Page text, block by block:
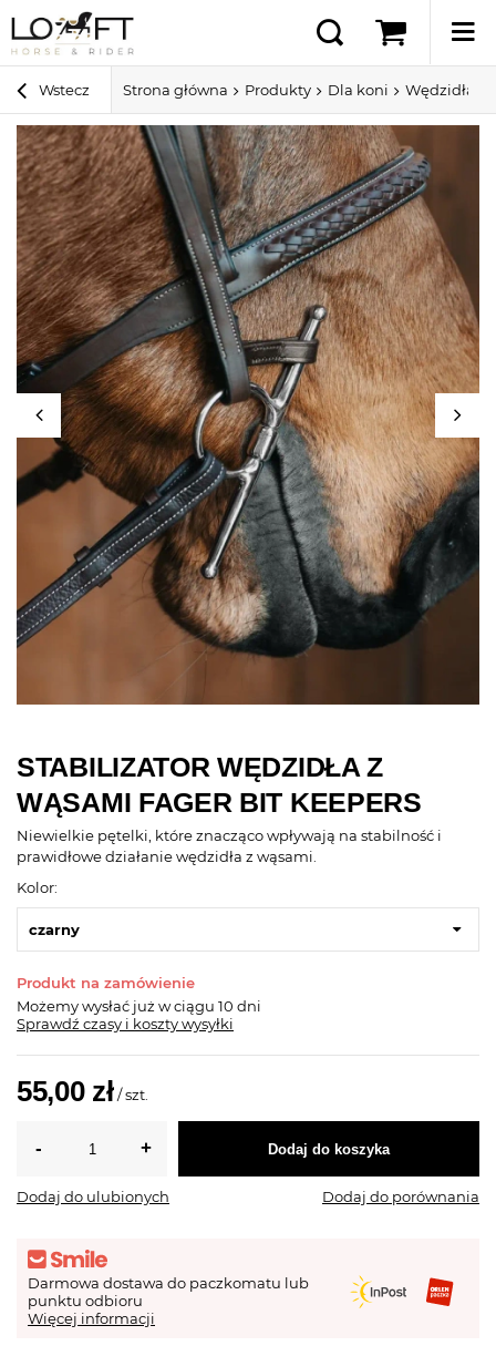
Wstecz Strona główna Produkty Dla koni Wędzidła
STABILIZATOR WĘDZIDŁA Z
WĄSAMI FAGER BIT KEEPERS
Niewielkie pętelki, które znacząco wpływają na stabilność i
prawidłowe działanie wędzidła z wąsami.
Kolor:
czarny
Produkt na zamówienie
Możemy wysłać już w ciągu 10 dni
Sprawdź czasy i koszty wysyłki
55,00 zł /szt.
Dodaj do koszyka
Dodaj do ulubionych Dodaj do porównania
Darmowa dostawa do paczkomatu lub
punktu odbioru
Więcej informacji